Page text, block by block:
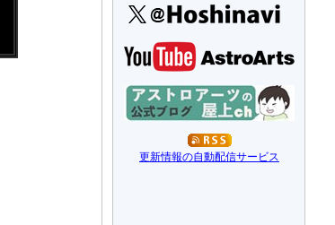
更新情報の自動配信サービス